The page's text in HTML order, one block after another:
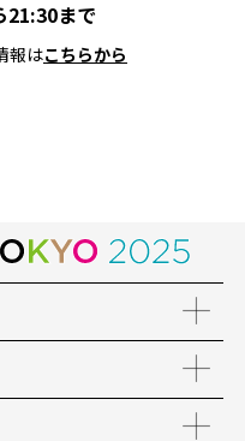
21:30まで
報はこちらから